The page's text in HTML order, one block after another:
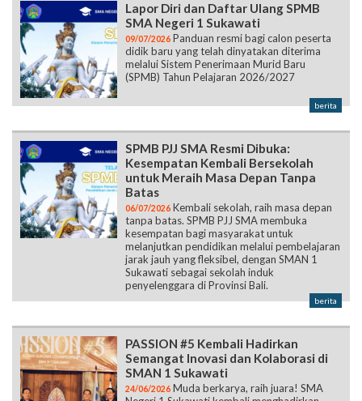
Lapor Diri dan Daftar Ulang SPMB
SMA Negeri 1 Sukawati
09/07/2026 Panduan resmi bagi calon peserta
didik baru yang telah dinyatakan diterima
melalui Sistem Penerimaan Murid Baru
(SPMB) Tahun Pelajaran 2026/2027
berita
SPMB PJJ SMA Resmi Dibuka:
Kesempatan Kembali Bersekolah
untuk Meraih Masa Depan Tanpa
Batas
06/07/2026 Kembali sekolah, raih masa depan
tanpa batas. SPMB PJJ SMA membuka
kesempatan bagi masyarakat untuk
melanjutkan pendidikan melalui pembelajaran
jarak jauh yang fleksibel, dengan SMAN 1
Sukawati sebagai sekolah induk
penyelenggara di Provinsi Bali.
berita
PASSION #5 Kembali Hadirkan
Semangat Inovasi dan Kolaborasi di
SMAN 1 Sukawati
24/06/2026 Muda berkarya, raih juara! SMA